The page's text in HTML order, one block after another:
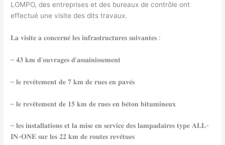
LOMPO, des entreprises et des bureaux de contrôle ont
effectué une visite des dits travaux.
𝐋𝐚 𝐯𝐢𝐬𝐢𝐭𝐞 𝐚 𝐜𝐨𝐧𝐜𝐞𝐫𝐧𝐞́ 𝐥𝐞𝐬 𝐢𝐧𝐟𝐫𝐚𝐬𝐭𝐫𝐮𝐜𝐭𝐮𝐫𝐞𝐬 𝐬𝐮𝐢𝐯𝐚𝐧𝐭𝐞𝐬 :
– 𝟒𝟑 𝐤𝐦 𝐝’𝐨𝐮𝐯𝐫𝐚𝐠𝐞𝐬 𝐝’𝐚𝐬𝐬𝐚𝐢𝐧𝐢𝐬𝐬𝐞𝐦𝐞𝐧𝐭
– 𝐥𝐞 𝐫𝐞𝐯𝐞̂𝐭𝐞𝐦𝐞𝐧𝐭 𝐝𝐞 𝟕 𝐤𝐦 𝐝𝐞 𝐫𝐮𝐞𝐬 𝐞𝐧 𝐩𝐚𝐯𝐞́𝐬
– 𝐥𝐞 𝐫𝐞𝐯𝐞̂𝐭𝐞𝐦𝐞𝐧𝐭 𝐝𝐞 𝟏𝟓 𝐤𝐦 𝐝𝐞 𝐫𝐮𝐞𝐬 𝐞𝐧 𝐛𝐞́𝐭𝐨𝐧 𝐛𝐢𝐭𝐮𝐦𝐢𝐧𝐞𝐮𝐱
– 𝐥𝐞𝐬 𝐢𝐧𝐬𝐭𝐚𝐥𝐥𝐚𝐭𝐢𝐨𝐧𝐬 𝐞𝐭 𝐥𝐚 𝐦𝐢𝐬𝐞 𝐞𝐧 𝐬𝐞𝐫𝐯𝐢𝐜𝐞 𝐝𝐞𝐬 𝐥𝐚𝐦𝐩𝐚𝐝𝐚𝐢𝐫𝐞𝐬 𝐭𝐲𝐩𝐞 𝐀𝐋𝐋-
𝐈𝐍-𝐎𝐍𝐄 𝐬𝐮𝐫 𝐥𝐞𝐬 𝟐𝟐 𝐤𝐦 𝐝𝐞 𝐫𝐨𝐮𝐭𝐞𝐬 𝐫𝐞𝐯𝐞̂𝐭𝐮𝐞𝐬